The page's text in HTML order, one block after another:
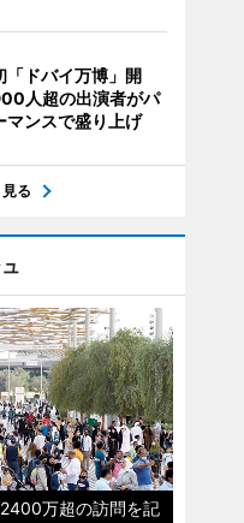
「ドバイ万博」開
人超の出演者がパ
マンスで盛り上げ
る
万超の訪問を記